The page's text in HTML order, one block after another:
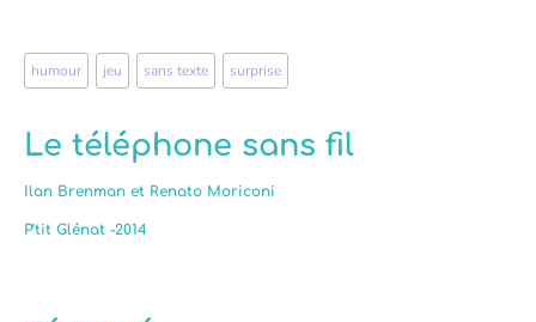
humour jeu sans texte surprise
Le téléphone sans fil
Ilan Brenman et Renato Moriconi
P’tit Glénat -2014